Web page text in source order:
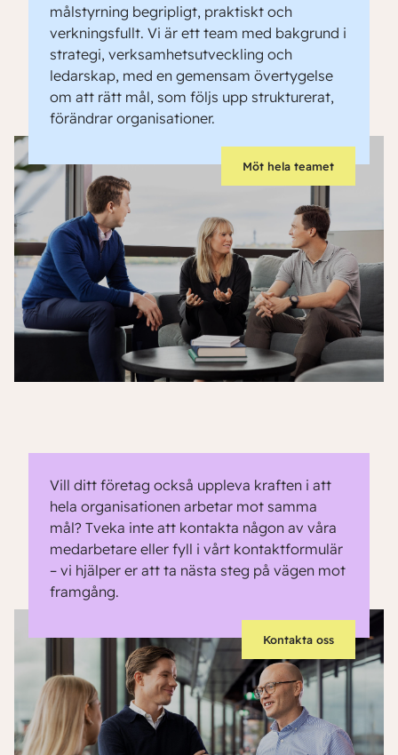
målstyrning begripligt, praktiskt och
verkningsfullt. Vi är ett team med bakgrund i
strategi, verksamhetsutveckling och
ledarskap, med en gemensam övertygelse
om att rätt mål, som följs upp strukturerat,
förändrar organisationer.
Möt hela teamet
Vill ditt företag också uppleva kraften i att
hela organisationen arbetar mot samma
mål? Tveka inte att kontakta någon av våra
medarbetare eller fyll i vårt kontaktformulär
– vi hjälper er att ta nästa steg på vägen mot
framgång.
Kontakta oss